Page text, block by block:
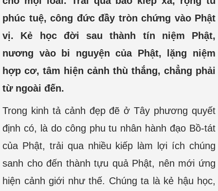
phúc tuệ, công đức đầy tròn chứng vào Phật
vị. Kẻ học đời sau thành tín niệm Phật,
nương vào bi nguyện của Phật, lặng niệm
hợp cơ, tâm hiện cảnh thù thắng, chẳng phải
từ ngoài đến.
Trong kinh tả cảnh đẹp đẽ ở Tây phương quyết
định có, là do công phu tu nhân hành đạo Bồ-tát
của Phật, trải qua nhiều kiếp làm lợi ích chúng
sanh cho đến thành tựu quả Phật, nên mới ứng
hiện cảnh giới như thế. Chúng ta là kẻ hậu học,